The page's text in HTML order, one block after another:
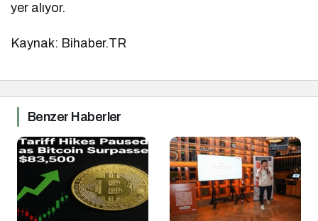
yer alıyor.
Kaynak: Bihaber.TR
Benzer Haberler